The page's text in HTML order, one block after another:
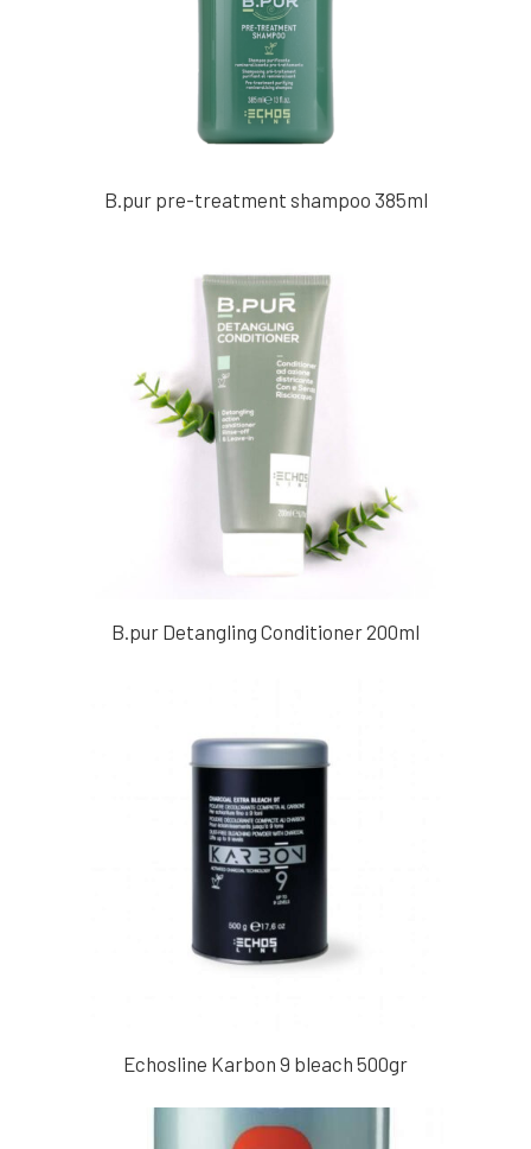
B.pur pre-treatment shampoo 385ml
B.pur Detangling Conditioner 200ml
Echosline Karbon 9 bleach 500gr